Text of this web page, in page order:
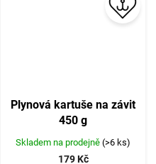
Plynová kartuše na závit
450 g
Skladem na prodejně (>6 ks)
179 Kč